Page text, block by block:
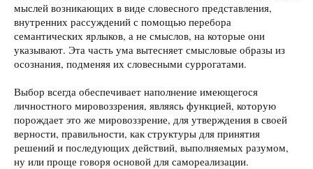
мыслей возникающих в виде словесного представления,
внутренних рассуждений с помощью перебора
семантических ярлыков, а не смыслов, на которые они
указывают. Эта часть ума вытесняет смысловые образы из
осознания, подменяя их словесными суррогатами.
Выбор всегда обеспечивает наполнение имеющегося
личностного мировоззрения, являясь функцией, которую
порождает это же мировоззрение, для утверждения в своей
верности, правильности, как структуры для принятия
решений и последующих действий, выполняемых разумом,
ну или проще говоря основой для самореализации.